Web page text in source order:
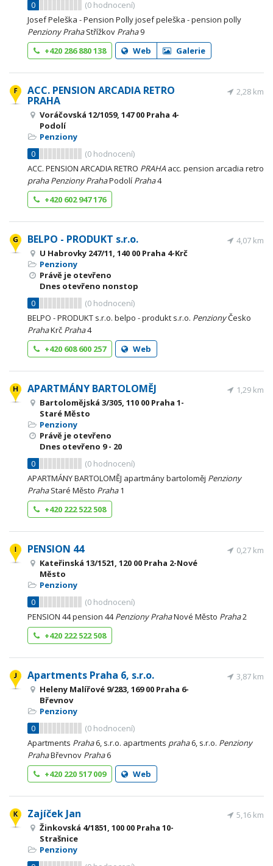
0
(0 hodnocení)
Josef Peleška - Pension Polly josef peleška - pension polly
Penziony PrahaStřížkov Praha9
+420 286 880 138
Web Galerie
ACC. PENSION ARCADIA RETRO
PRAHA
Voráčovská 12/1059, 147 00 Praha 4-
Podolí
Penziony
0
(0 hodnocení)
2,28 km
ACC. PENSION ARCADIA RETRO PRAHAacc. pension arcadia retro
praha Penziony PrahaPodolí Praha4
+420 602 947 176
BELPO - PRODUKT s.r.o.
U Habrovky 247/11, 140 00 Praha 4-Krč
Penziony
Právě je otevřeno
Dnes otevřeno nonstop
0
(0 hodnocení)
4,07 km
BELPO - PRODUKT s.r.o. belpo - produkt s.r.o. PenzionyČesko
PrahaKrč Praha4
+420 608 600 257
Web
APARTMÁNY BARTOLOMĚJ
Bartolomějská 3/305, 110 00 Praha 1-
Staré Město
Penziony
Právě je otevřeno
Dnes otevřeno 9 - 20
0
(0 hodnocení)
1,29 km
APARTMÁNY BARTOLOMĚJ apartmány bartoloměj Penziony
PrahaStaré Město Praha1
+420 222 522 508
PENSION 44
Kateřinská 13/1521, 120 00 Praha 2-Nové
Město
Penziony
0
(0 hodnocení)
0,27 km
PENSION 44 pension 44Penziony PrahaNové Město Praha2
+420 222 522 508
Apartments Praha 6, s.r.o.
Heleny Malířové 9/283, 169 00 Praha 6-
Břevnov
Penziony
0
(0 hodnocení)
3,87 km
Apartments Praha6, s.r.o. apartments praha6, s.r.o. Penziony
PrahaBřevnov Praha6
+420 220 517 009
Web
Zajíček Jan
Žinkovská 4/1851, 100 00 Praha 10-
Strašnice
Penziony
5,16 km